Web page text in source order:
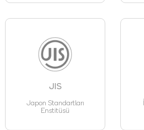
JIS
Japon Standartları
Enstitüsü